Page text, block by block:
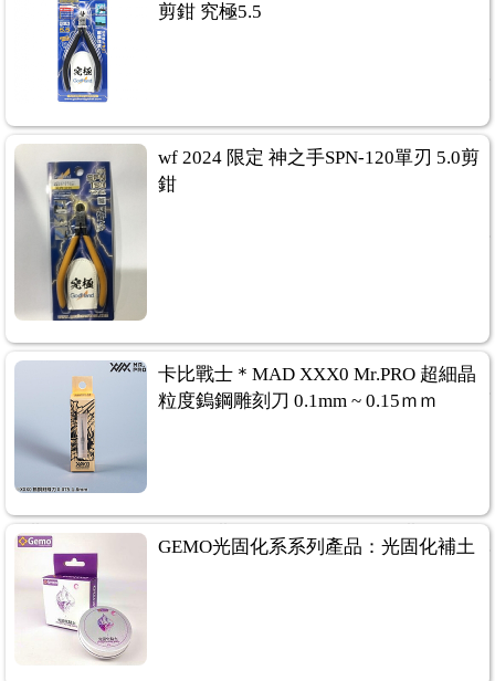
剪鉗 究極5.5
wf 2024 限定 神之手SPN-120單刃 5.0剪
鉗
卡比戰士＊MAD XXX0 Mr.PRO 超細晶
粒度鎢鋼雕刻刀 0.1mm ~ 0.15ｍｍ
GEMO光固化系系列產品：光固化補土